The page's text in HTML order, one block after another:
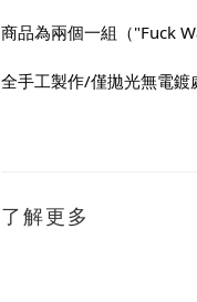
商品為兩個一組（"Fuck
全手工製作/僅拋光無電鍍
了解更多